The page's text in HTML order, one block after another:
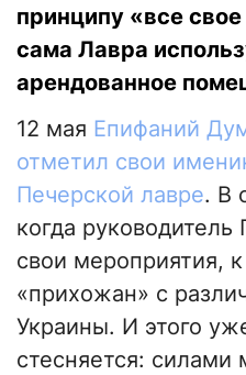
принципу «все
сама Лавра
арендованное
12 мая Епифаний
отметил свои
Печерской лавре. В
когда
свои мероприятия,
«прихожан» с
Украины. И этого
стесняется: